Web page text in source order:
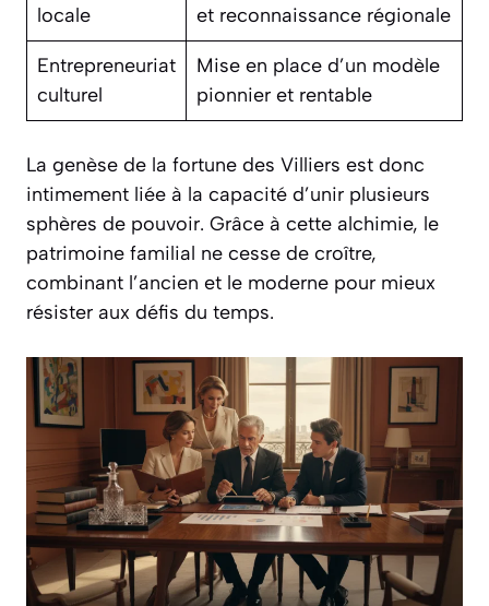
locale
et reconnaissance régionale
Entrepreneuriat
culturel
Mise en place d’un modèle
pionnier et rentable
La genèse de la fortune des Villiers est donc
intimement liée à la capacité d’unir plusieurs
sphères de pouvoir. Grâce à cette alchimie, le
patrimoine familial ne cesse de croître,
combinant l’ancien et le moderne pour mieux
résister aux défis du temps.